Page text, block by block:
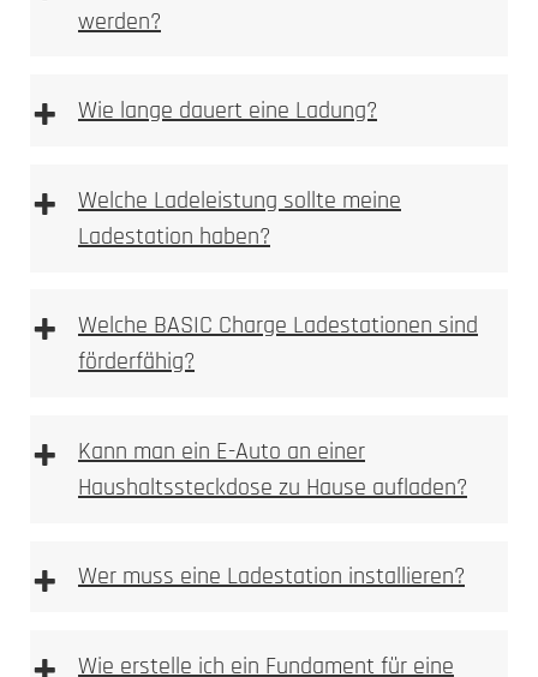
werden?
+ Wie lange dauert eine Ladung?
+
Welche Ladeleistung sollte meine
Ladestation haben?
+
Welche BASIC Charge Ladestationen sind
förderfähig?
+
Kann man ein E-Auto an einer
Haushaltssteckdose zu Hause aufladen?
+ Wer muss eine Ladestation installieren?
Wie erstelle ich ein Fundament für eine